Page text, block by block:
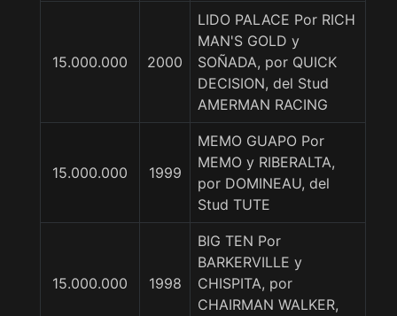
15.000.000 2000
LIDO PALACE Por RICH
MAN'S GOLD y
SOÑADA, por QUICK
DECISION, del Stud
AMERMAN RACING
15.000.000 1999
MEMO GUAPO Por
MEMO y RIBERALTA,
por DOMINEAU, del
Stud TUTE
15.000.000 1998
BIG TEN Por
BARKERVILLE y
CHISPITA, por
CHAIRMAN WALKER,